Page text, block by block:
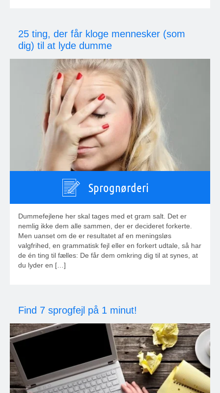
25 ting, der får kloge mennesker (som
dig) til at lyde dumme
Sprognørderi
Dummefejlene her skal tages med et gram salt. Det er
nemlig ikke dem alle sammen, der er decideret forkerte.
Men uanset om de er resultatet af en meningsløs
valgfrihed, en grammatisk fejl eller en forkert udtale, så har
de én ting til fælles: De får dem omkring dig til at synes, at
du lyder en […]
Find 7 sprogfejl på 1 minut!